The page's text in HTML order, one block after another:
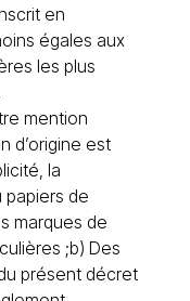
en
égales aux
les plus
mention
d’origine est
la
papiers de
marques de
;b) Des
présent décret